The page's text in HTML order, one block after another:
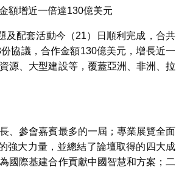
額增近一倍達130億美元
及配套活動今（21）日順利完成，合共
協議，合作金額130億美元，增長近一
源、大型建設等，覆蓋亞洲、非洲、拉
、參會嘉賓最多的一屆；專業展覽全面
強大力量，並總結了論壇取得的四大成
國際基建合作貢獻中國智慧和方案；二